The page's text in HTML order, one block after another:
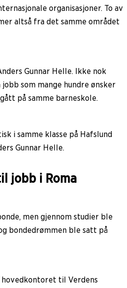
organisasjoner. To av
altså fra det samme området
Gunnar Helle. Ikke nok
som mange hundre ønsker
på samme barneskole.
i samme klasse på Hafslund
Gunnar Helle.
jobb i Roma
men gjennom studier ble
bondedrømmen ble satt på
hovedkontoret til Verdens